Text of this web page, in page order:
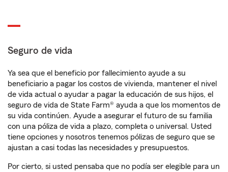
Seguro de vida
Ya sea que el beneficio por fallecimiento ayude a su
beneficiario a pagar los costos de vivienda, mantener el nivel
de vida actual o ayudar a pagar la educación de sus hijos, el
seguro de vida de State Farm® ayuda a que los momentos de
su vida continúen. Ayude a asegurar el futuro de su familia
con una póliza de vida a plazo, completa o universal. Usted
tiene opciones y nosotros tenemos pólizas de seguro que se
ajustan a casi todas las necesidades y presupuestos.
Por cierto, si usted pensaba que no podía ser elegible para un